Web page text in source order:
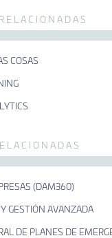
COSAS
(DAM360)
GESTIÓN AVANZADA
DE PLANES DE